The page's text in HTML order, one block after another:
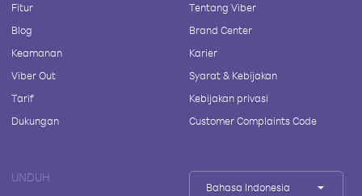
Fitur
Blog
Keamanan
Viber Out
Tarif
Dukungan
Tentang Viber
Brand Center
Karier
Syarat & Kebijakan
Kebijakan privasi
Customer Complaints Code
UNDUH
Bahasa Indonesia